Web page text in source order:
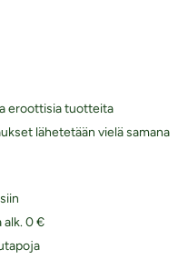
eroottisia tuotteita
lähetetään vielä samana
alk. 0 €